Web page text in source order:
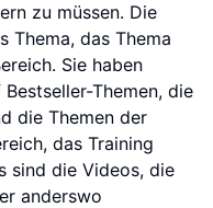
zu müssen. Die
das Thema
Sie haben
Themen, die
die Themen der
das Training
sind die Videos, die
anderswo